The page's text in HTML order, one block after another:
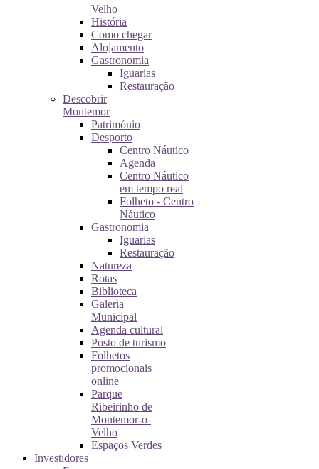
Velho
História
Como chegar
Alojamento
Gastronomia
Iguarias
Restauração
Descobrir
Montemor
Património
Desporto
Centro Náutico
Agenda
Centro Náutico
em tempo real
Folheto - Centro
Náutico
Gastronomia
Iguarias
Restauração
Natureza
Rotas
Biblioteca
Galeria
Municipal
Agenda cultural
Posto de turismo
Folhetos
promocionais
online
Parque
Ribeirinho de
Montemor-o-
Velho
Espaços Verdes
Investidores